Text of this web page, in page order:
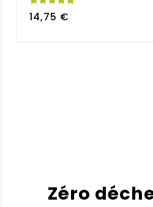
Note
5.00
14,75 €
Zéro